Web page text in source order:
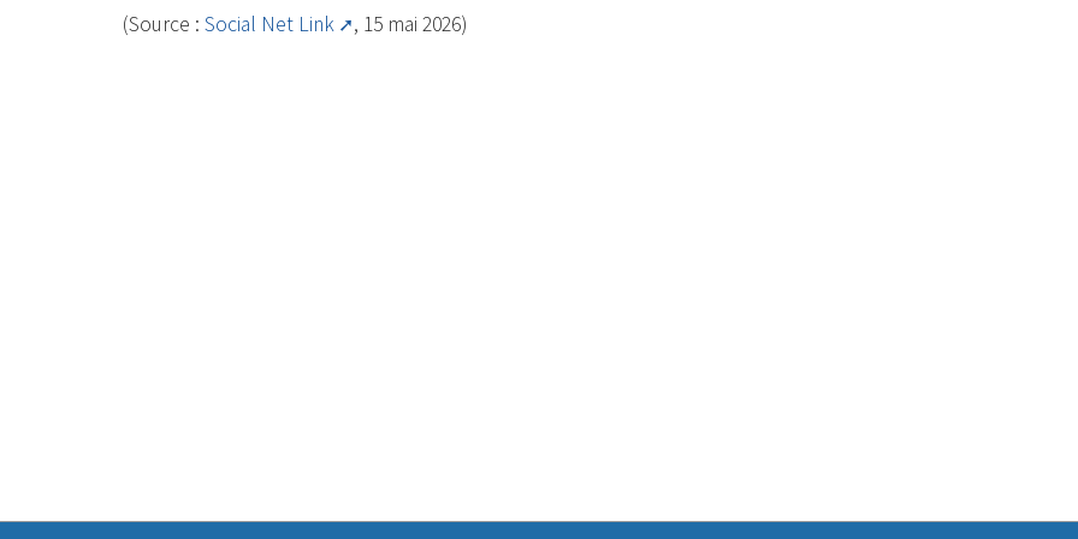
(Source : Social Net Link , 15 mai 2026)